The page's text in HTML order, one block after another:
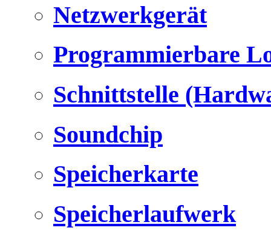
Netzwerkgerät
Programmierbare
Schnittstelle
Soundchip
Speicherkarte
Speicherlaufwerk